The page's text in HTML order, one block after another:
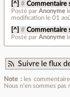
[^] # Commentaire
Posté parAnonyme
modification le 01
[^] # Commentaire
Posté parAnonyme
Suivre le flux
Note :les
Nous n’en sommes pas